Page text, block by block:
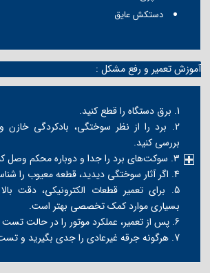
دستکش عایق
آموزش تعمیر و رفع مشکل :
1. برق دستگاه را قطع کنید.
2. برد را از نظر سوختگی، بادکردگی خازن
بررسی کنید.
3. سوکت‌های برد را جدا و دوباره محکم وصل کنید.
4. اگر آثار سوختگی دیدید، قطعه معیوب را شناسایی کنید.
5. برای تعمیر قطعات الکترونیکی، دقت
بسیاری موارد کمک تخصصی بهتر است.
6. پس از تعمیر، عملکرد موتور را در حالت تست بررسی کنید.
7. هرگونه جرقه غیرعادی را جدی بگیرید و تست را ادامه ندهید.